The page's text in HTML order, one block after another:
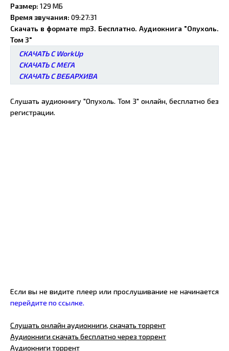
Размер: 129 МБ
Время звучания: 09:27:31
Скачать в формате mp3. Бесплатно. Аудиокнига "Опухоль.
Том 3"
СКАЧАТЬ С WorkUp
СКАЧАТЬ С МЕГА
СКАЧАТЬ С ВЕБАРХИВА
Слушать аудиокнигу "Опухоль. Том 3" онлайн, бесплатно без
регистрации.
Если вы не видите плеер или прослушивание не начинается
перейдите по ссылке.
Слушать онлайн аудиокниги, скачать торрент
Аудиокниги скачать бесплатно через торрент
Аудиокниги торрент